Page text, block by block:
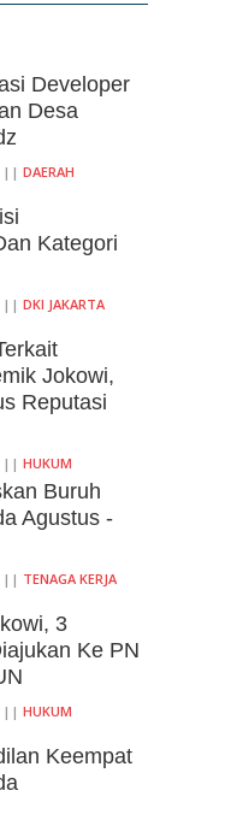
Developer
Desa
|| DAERAH
Kategori
|| DKI JAKARTA
Jokowi,
Reputasi
|| HUKUM
Buruh
Agustus -
|| TENAGA KERJA
3
Ke PN
|| HUKUM
Keempat